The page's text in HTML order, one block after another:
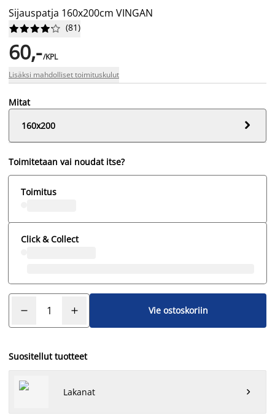
Sijauspatja 160x200cm VINGAN





 (81)
60,-/KPL
Lisäksi mahdolliset toimituskulut
Mitat
160x200

Toimitetaan vai noudat itse?
Toimitus
Click & Collect
Vie ostoskoriin
Suositellut tuotteet
Lakanat 